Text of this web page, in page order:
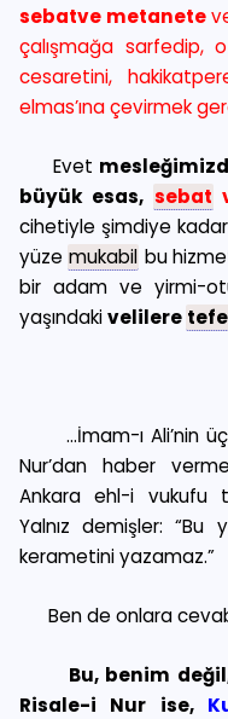
sebatve metanete
çalışmağa sarfedip,
cesaretini,
elmas’ına çevirmek
Evet
büyük esas, sebat
cihetiyle şimdiye
yüze mukabil bu
bir adam ve yirmi-
yaşındakivelilere
…İmam-ı Ali’nin üç
Nur’dan haber
Ankara ehl-i vukufu
Yalnız demişler: “Bu
kerametini yazamaz.”
Ben de onlara
Bu, benim
Risale-i Nur ise,